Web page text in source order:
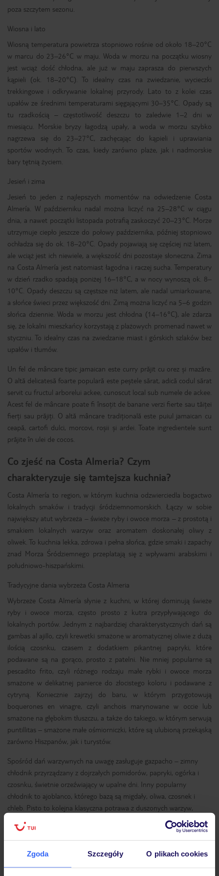
Zgoda Szczegóły O plikach cookies
poza szczytem sezonu.
Wiosna i lato
Wiosną temperatura powietrza stopniowo rośnie od około 18–20°C
w marcu do 23–26°C w maju. Woda w morzu na początku wiosny
jest wciąż dość chłodna, ale już w maju zaprasza do pierwszych
kąpieli (ok. 18–20°C). To idealny czas na zwiedzanie, wycieczki
trekkingowe i odkrywanie lokalnej przyrody. Lato to z kolei czas
upałów ze średnimi temperaturami sięgającymi 30–35°C. Opady są
tu rzadkością – częstotliwość deszczu to zaledwie 1–2 dni w
miesiącu. Morskie bryzy łagodzą upały, a woda w morzu szybko
nagrzewa się do 23–27°C, zachęcając do kąpieli i uprawiania
sportów wodnych. To czas, kiedy zarówno plaże, jak i nadmorskie
bary tętnią życiem.
Jesień i zima
Jesień to jeden z najlepszych momentów na odwiedzenie Costa
Almería. W październiku nadal można liczyć na 25–28°C w ciągu
dnia, a nawet początki listopada potrafią zaskoczyć 20–23°C. Morze
utrzymuje ciepło jeszcze do połowy października, później stopniowo
ochładza się do ok. 18–20°C. Opady pojawiają się częściej niż latem,
ale wciąż jest ich niewiele, a większość dni pozostaje słoneczna. Zima
na Costa Almería jest natomiast łagodna i raczej sucha. Temperatury
w dzień rzadko spadają poniżej 16–18°C, a w nocy wynoszą ok. 8–
10°C. Opady deszczu są częstsze niż latem, ale nadal umiarkowane,
a słońce świeci przez większość dni. Zimą można liczyć na 5–6 godzin
słońca dziennie. Woda w morzu jest chłodna (14–16°C), ale zdarza
się, że lokalni mieszkańcy korzystają z plażowych promenad nawet w
styczniu. To idealny czas na zwiedzanie miast i górskich szlaków bez
upałów i tłumów.
Un fel de mâncare tipic jamaican este curry prăjit cu orez și mazăre.
O altă delicatesă foarte populară este peștele sărat, adică codul sărat
servit cu fructul arborelui ackee, cunoscut local sub numele de ackee.
Acest fel de mâncare poate fi însoțit de banane verzi fierte sau tăiței
fierți sau prăjiți. O altă mâncare tradițională este puiul jamaican cu
ceapă, cartofi dulci, morcovi, roșii și ardei. Toate ingredientele sunt
prăjite în ulei de cocos.
Co zjeść na Costa Almeria? Czym
charakteryzuje się tamtejsza kuchnia?
Costa Almería to region, w którym kuchnia odzwierciedla bogactwo
lokalnych smaków i tradycji śródziemnomorskich. Łączy w sobie
największy atut wybrzeża – świeże ryby i owoce morza – z prostotą i
smakiem lokalnych warzyw oraz aromatem doskonałej oliwy z
oliwek. To kuchnia lekka, zdrowa i pełna słońca, gdzie smaki i zapachy
znad Morza Śródziemnego przeplatają się z wpływami arabskimi i
południowo-hiszpańskimi.
Tradycyjne dania wybrzeża Costa Almeria
Wybrzeże Costa Almería słynie z kuchni, w której dominują świeże
ryby i owoce morza, często prosto z kutra przypływającego do
lokalnych portów. Jednym z najbardziej charakterystycznych dań są
gambas al ajillo, czyli krewetki smażone w aromatycznej oliwie z dużą
ilością czosnku, czasem z dodatkiem pikantnej papryki, które
podawane są na gorąco, prosto z patelni. Nie mniej popularne są
pescadito frito, czyli różnego rodzaju małe rybki i owoce morza
smażone w delikatnej panierce do złocistego koloru i podawane z
cytryną. Koniecznie zajrzyj do baru, w którym przygotowują
boquerones en vinagre, czyli anchois marynowane w occie lub
smażone na głębokim tłuszczu, a także do takiego, w którym serwują
puntillitas – smażone małe ośmiorniczki, które są ulubioną przekąską
zarówno Hiszpanów, jak i turystów.
Spośród dań warzywnych na uwagę zasługuje gazpacho – zimny
chłodnik przyrządzany z dojrzałych pomidorów, papryki, ogórka i
czosnku, świetnie orzeźwiający w upalne dni. Inny popularny
chłodnik to ajoblanco, którego bazą są migdały, oliwa, czosnek i
chleb. Pisto to kolejna klasyczna potrawa z duszonych warzyw,
przede wszystkim bakłażana, cukinii, papryki i pomidorów, często
podawana z jajkiem sadzonym na wierzchu. Wśród bardziej
wyrazistych propozycji kuchni regionu warto spróbować gurullos con
conejo – gęstego gulaszu z charakterystycznym, małym makaronem
i mięsem królika. Wszystkie te potrawy, przygotowywane z dbałością